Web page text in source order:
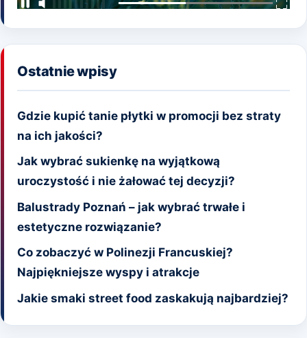
Ostatnie wpisy
Gdzie kupić tanie płytki w promocji bez straty
na ich jakości?
Jak wybrać sukienkę na wyjątkową
uroczystość i nie żałować tej decyzji?
Balustrady Poznań – jak wybrać trwałe i
estetyczne rozwiązanie?
Co zobaczyć w Polinezji Francuskiej?
Najpiękniejsze wyspy i atrakcje
Jakie smaki street food zaskakują najbardziej?